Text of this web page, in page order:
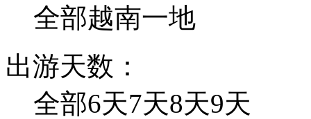
全部越南一地
出游天数：
全部6天7天8天9天